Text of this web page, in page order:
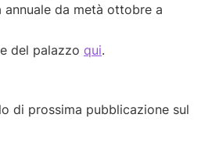
annuale da metà ottobre a
del palazzo qui.
di prossima pubblicazione sul